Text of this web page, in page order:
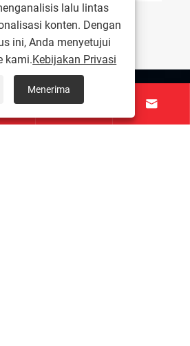
yang keras.
Lihat Lebih Banyak >>
 
lalu lintas
konten. Dengan
ini, Anda menyetujui
kami.Kebijakan Privasi
Menerima